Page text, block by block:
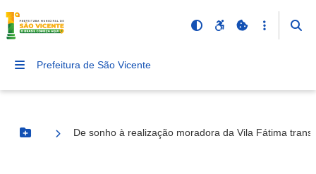
Prefeitura de São Vicente
Botão Menu
De sonho à realização moradora da Vila Fátima